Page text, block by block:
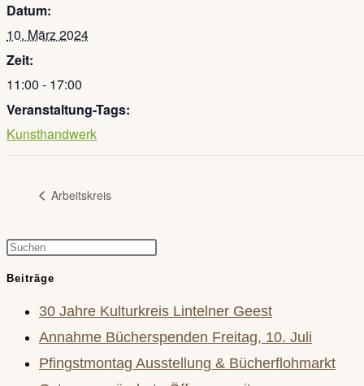
Datum:
10. März 2024
Zeit:
11:00 - 17:00
Veranstaltung-Tags:
Kunsthandwerk
Arbeitskreis
Press
the
Beiträge
30 Jahre Kulturkreis Lintelner Geest
Annahme Bücherspenden Freitag, 10. Juli
Pfingstmontag Ausstellung & Bücherflohmarkt